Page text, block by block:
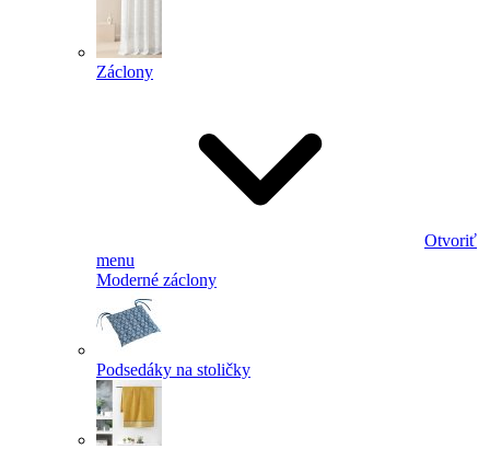
Záclony
Otvoriť
menu
Moderné záclony
Podsedáky na stoličky